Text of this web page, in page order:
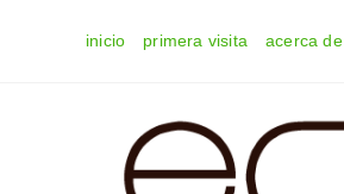
inicio primera visita acerca de